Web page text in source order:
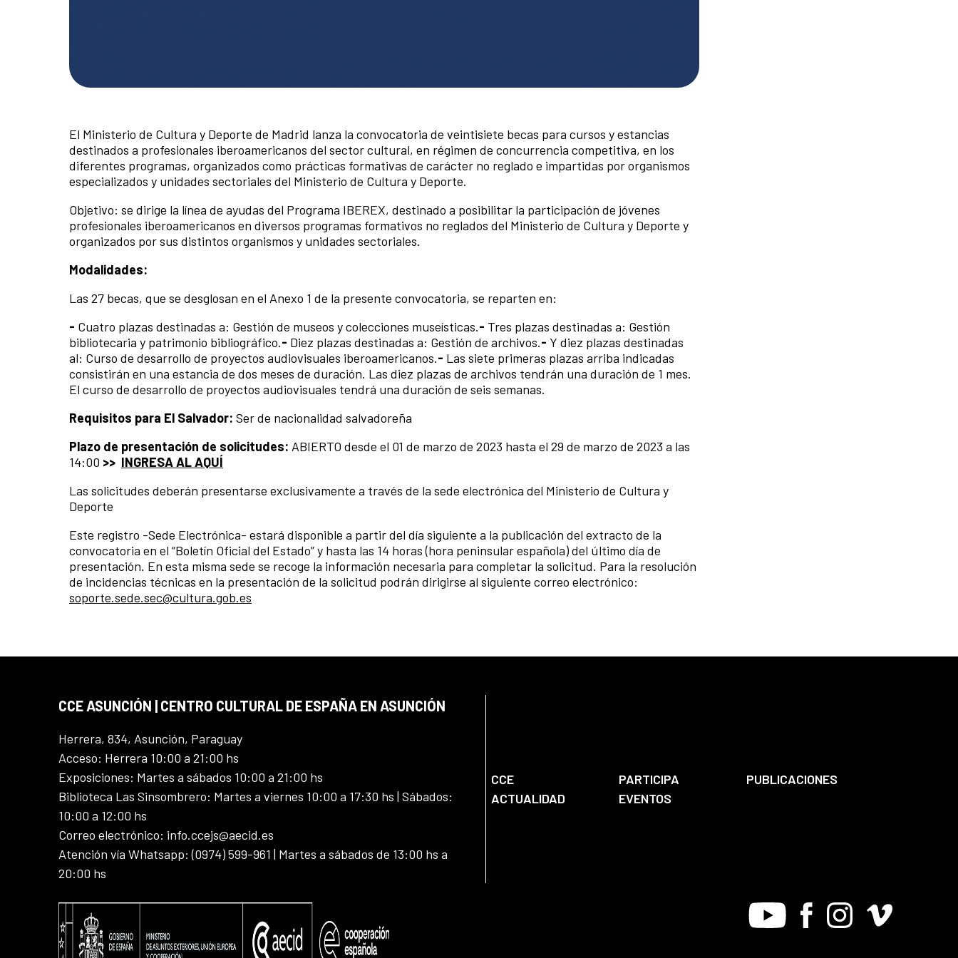
El Ministerio de Cultura y Deporte de Madrid lanza la convocatoria de veintisiete becas para cursos y estancias
destinados a profesionales iberoamericanos del sector cultural, en régimen de concurrencia competitiva, en los
diferentes programas, organizados como prácticas formativas de carácter no reglado e impartidas por organismos
especializados y unidades sectoriales del Ministerio de Cultura y Deporte.
Objetivo: se dirige la línea de ayudas del Programa IBEREX, destinado a posibilitar la participación de jóvenes
profesionales iberoamericanos en diversos programas formativos no reglados del Ministerio de Cultura y Deporte y
organizados por sus distintos organismos y unidades sectoriales.
Modalidades:
Las 27 becas, que se desglosan en el Anexo 1 de la presente convocatoria, se reparten en:
- Cuatro plazas destinadas a: Gestión de museos y colecciones museísticas.- Tres plazas destinadas a: Gestión
bibliotecaria y patrimonio bibliográfico.- Diez plazas destinadas a: Gestión de archivos.- Y diez plazas destinadas
al: Curso de desarrollo de proyectos audiovisuales iberoamericanos.- Las siete primeras plazas arriba indicadas
consistirán en una estancia de dos meses de duración. Las diez plazas de archivos tendrán una duración de 1 mes.
El curso de desarrollo de proyectos audiovisuales tendrá una duración de seis semanas.
Requisitos para El Salvador: Ser de nacionalidad salvadoreña
Plazo de presentación de solicitudes: ABIERTO desde el 01 de marzo de 2023 hasta el 29 de marzo de 2023 a las
14:00 >> INGRESA AL AQUÍ
Las solicitudes deberán presentarse exclusivamente a través de la sede electrónica del Ministerio de Cultura y
Deporte
Este registro -Sede Electrónica- estará disponible a partir del día siguiente a la publicación del extracto de la
convocatoria en el “Boletín Oficial del Estado” y hasta las 14 horas (hora peninsular española) del último día de
presentación. En esta misma sede se recoge la información necesaria para completar la solicitud. Para la resolución
de incidencias técnicas en la presentación de la solicitud podrán dirigirse al siguiente correo electrónico:
soporte.sede.sec@cultura.gob.es
CCE ASUNCIÓN | CENTRO CULTURAL DE ESPAÑA EN ASUNCIÓN
Herrera, 834, Asunción, Paraguay
Acceso: Herrera 10:00 a 21:00 hs
Exposiciones: Martes a sábados 10:00 a 21:00 hs
Biblioteca Las Sinsombrero: Martes a viernes 10:00 a 17:30 hs | Sábados:
10:00 a 12:00 hs
Correo electrónico: info.ccejs@aecid.es
Atención vía Whatsapp: (0974) 599-961 | Martes a sábados de 13:00 hs a
20:00 hs
CCE PARTICIPA
PUBLICACIONES
ACTUALIDAD
EVENTOS
Youtube FacebookInstagram
Vimeo